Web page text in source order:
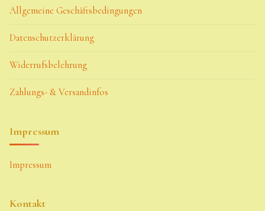
Allgemeine Geschäftsbedingungen
Datenschutzerklärung
Widerrufsbelehrung
Zahlungs- & Versandinfos
Impressum
Impressum
Kontakt